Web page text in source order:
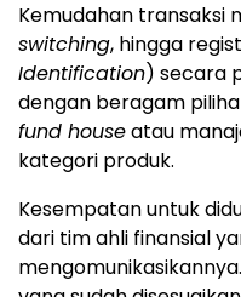
Kemudahan transaksi
switching, hingga
Identification) secara
dengan beragam
fund houseatau
kategori produk.
Kesempatan untuk
dari tim ahli finansial